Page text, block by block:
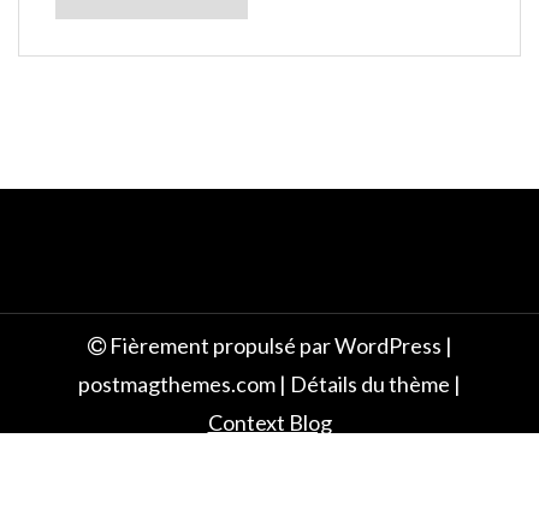
Fièrement propulsé par WordPress |
postmagthemes.com | Détails du thème |
Context Blog